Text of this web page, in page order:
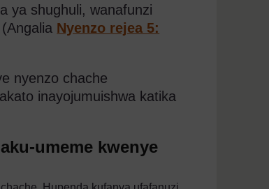
ya shughuli, wanafunzi
Nyenzo rejea 5:
nyenzo chache
inayojumuishwa katika
umeme kwenye